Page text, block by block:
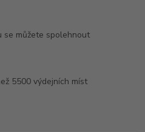
se můžete spolehnout
5500 výdejních míst